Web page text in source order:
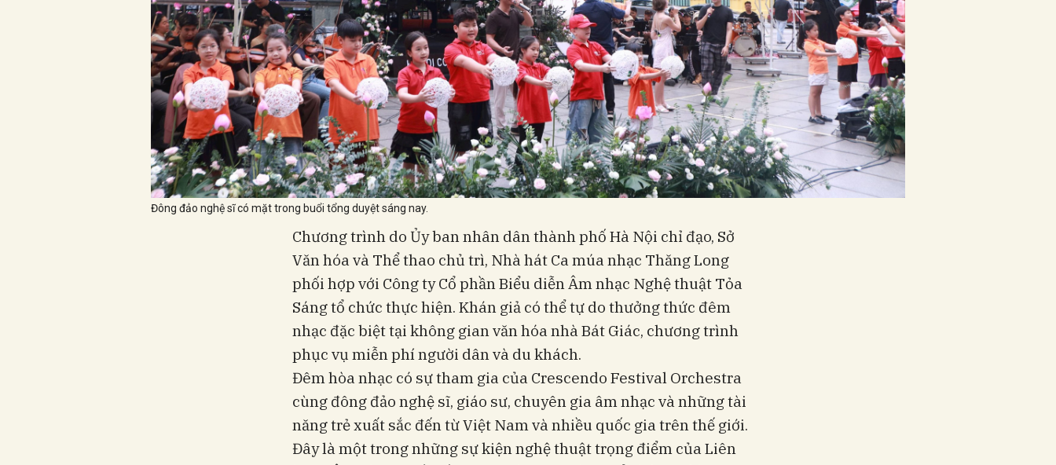
Đông đảo nghệ sĩ có mặt trong buổi tổng duyệt sáng nay.
Chương trình do Ủy ban nhân dân thành phố Hà Nội chỉ đạo, Sở
Văn hóa và Thể thao chủ trì, Nhà hát Ca múa nhạc Thăng Long
phối hợp với Công ty Cổ phần Biểu diễn Âm nhạc Nghệ thuật Tỏa
Sáng tổ chức thực hiện. Khán giả có thể tự do thưởng thức đêm
nhạc đặc biệt tại không gian văn hóa nhà Bát Giác, chương trình
phục vụ miễn phí người dân và du khách.
Đêm hòa nhạc có sự tham gia của Crescendo Festival Orchestra
cùng đông đảo nghệ sĩ, giáo sư, chuyên gia âm nhạc và những tài
năng trẻ xuất sắc đến từ Việt Nam và nhiều quốc gia trên thế giới.
Đây là một trong những sự kiện nghệ thuật trọng điểm của Liên